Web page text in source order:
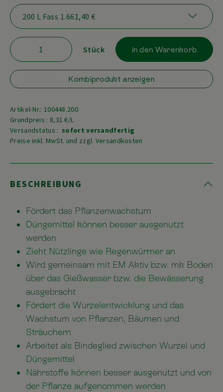
Stück in den Warenkorb
Kombiprodukt anzeigen
Artikel-Nr.: 100448.200
Grundpreis : 8,31 €/L
Versandstatus : sofort versandfertig
Preise inkl. MwSt. und zzgl. Versandkosten
BESCHREIBUNG
Fördert das Pflanzenwachstum
Düngemittel können besser ausgenutzt
werden
Zieht Nützlinge wie Regenwürmer an
Wird gemeinsam mit EM Aktiv bzw. mk Boden
über das Gießwasser bzw. die Bewässerung
ausgebracht
Fördert die Wurzelentwicklung und das
Wachstum von Pflanzen, Bäumen und
Sträuchern
Arbeitet als Bindeglied zwischen Wurzel und
Düngemittel
Nährstoffe können besser ausgenutzt und von
der Pflanze aufgenommen werden